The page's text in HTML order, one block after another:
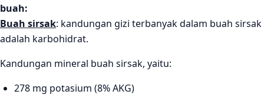
buah:
Buah sirsak: kandungan gizi terbanyak dalam buah sirsak
adalah karbohidrat.
Kandungan mineral buah sirsak, yaitu:
278 mg potasium (8% AKG)